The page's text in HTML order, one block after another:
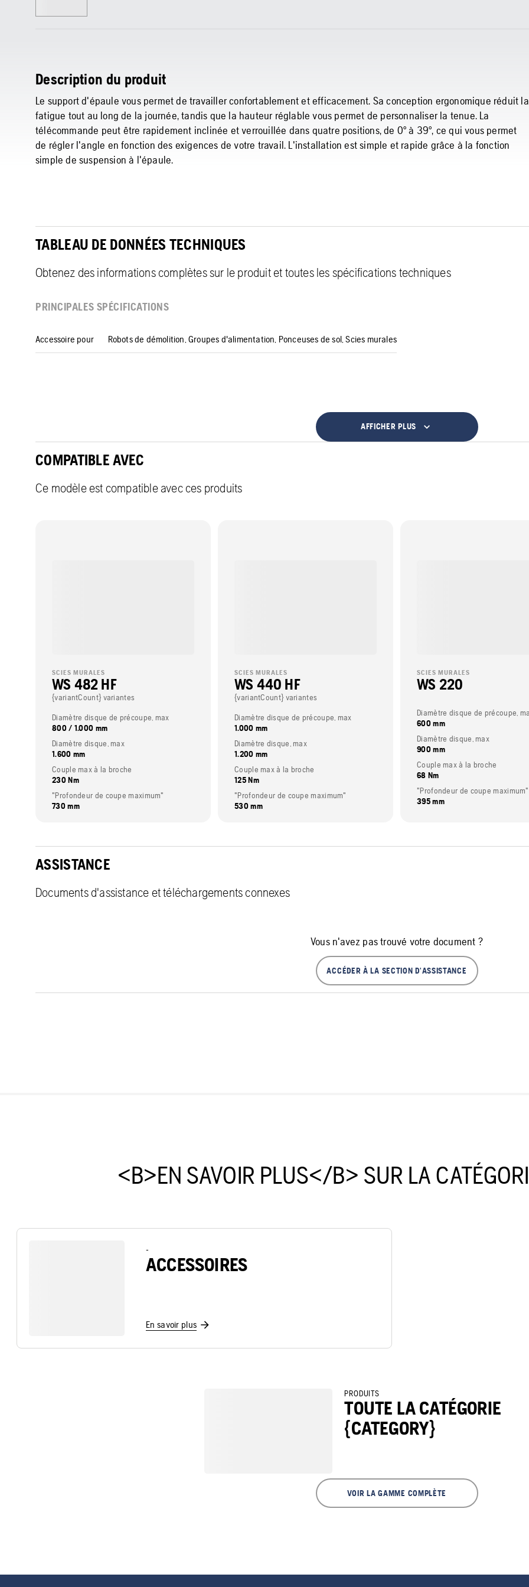
Description du produit
Le support d'épaule vous permet de travailler confortablement et efficacement. Sa conception ergonomique réduit la
fatigue tout au long de la journée, tandis que la hauteur réglable vous permet de personnaliser la tenue. La
télécommande peut être rapidement inclinée et verrouillée dans quatre positions, de 0° à 39°, ce qui vous permet
de régler l'angle en fonction des exigences de votre travail. L'installation est simple et rapide grâce à la fonction
simple de suspension à l'épaule.
TABLEAU DE DONNÉES TECHNIQUES
Obtenez des informations complètes sur le produit et toutes les spécifications techniques
PRINCIPALES SPÉCIFICATIONS
Accessoire pour Robots de démolition, Groupes d'alimentation, Ponceuses de sol, Scies murales
AFFICHER PLUS
COMPATIBLE AVEC
Ce modèle est compatible avec ces produits
SCIES MURALES
WS 482 HF
{variantCount} variantes
Diamètre disque de précoupe, max
800 / 1.000 mm
Diamètre disque, max
1.600 mm
Couple max à la broche
230 Nm
"Profondeur de coupe maximum"
730 mm
SCIES MURALES
WS 440 HF
{variantCount} variantes
Diamètre disque de précoupe, max
1.000 mm
Diamètre disque, max
1.200 mm
Couple max à la broche
125 Nm
"Profondeur de coupe maximum"
530 mm
SCIES MURALES
WS 220
Diamètre disque de précoupe,
600 mm
Diamètre disque, max
900 mm
Couple max à la broche
68 Nm
"Profondeur de coupe maximum"
395 mm
ASSISTANCE
Documents d'assistance et téléchargements connexes
Vous n'avez pas trouvé votre document ?
ACCÉDER À LA SECTION D'ASSISTANCE
<B>EN SAVOIR PLUS</B> SUR LA
-
ACCESSOIRES
En savoir plus
PRODUITS
TOUTE LA CATÉGORIE
{CATEGORY}
VOIR LA GAMME COMPLÈTE